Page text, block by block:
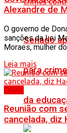
Senado
para
da
Alexandre de
O governo de
sanções da Lei
Moraes, mulher
Leia mais
Reunião com
cancelada, diz